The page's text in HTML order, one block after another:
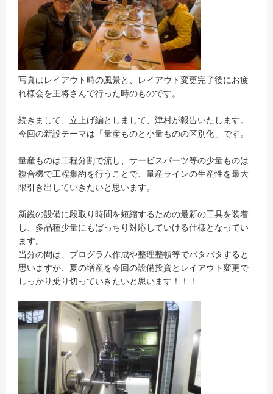
写真はレイアウト時の風景と、レイアウト変更完了後にお疲
れ様会を王将さんで行った時のものです。
続きまして、立上げ編としまして、津村が報告いたします。
今回の新設テーマは「量産ものと小量ものの区別化」です。
量産ものは工程分割で流し、サービスパーツ等の少量ものは
複合機で工程集約を行うことで、量産ラインの生産性を最大
限引き出していきたいと思います。
新鋭の設備に段取り時間を短縮するための最新の工具を装着
し、多品種少量にもばっちり対応していける仕様となってい
ます。
当分の間は、プログラム作成や整理整頓等でバタバタすると
思いますが、夏の増産を今回の設備投資とレイアウト変更で
しっかり乗り切っていきたいと思います！！！